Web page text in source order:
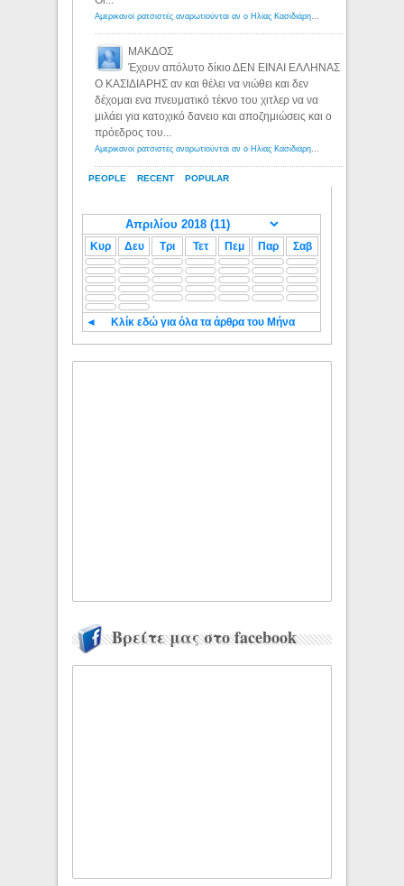
PEOPLE RECENT POPULAR
ΜΑΚΔΟΣ
Έχουν απόλυτο δίκιο ΔΕΝ ΕΙΝΑΙ ΕΛΛΗΝΑΣ
Ο ΚΑΣΙΔΙΑΡΗΣ αν και θέλει να νιώθει και δεν
δέχομαι ενα πνευματικό τέκνο του χιτλερ να να
μιλάει για κατοχικό δανειο και αποζημιώσεις και ο
πρόεδρος του...
Κυρ Δευ Τρι Τετ Πεμ Παρ Σαβ
◄ Κλίκ εδώ για όλα τα άρθρα του Μήνα
Βρείτε μας στο facebook